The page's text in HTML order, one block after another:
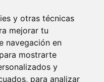
y otras técnicas
mejorar tu
navegación en
mostrarte
y
para analizar
árbol. Leer más